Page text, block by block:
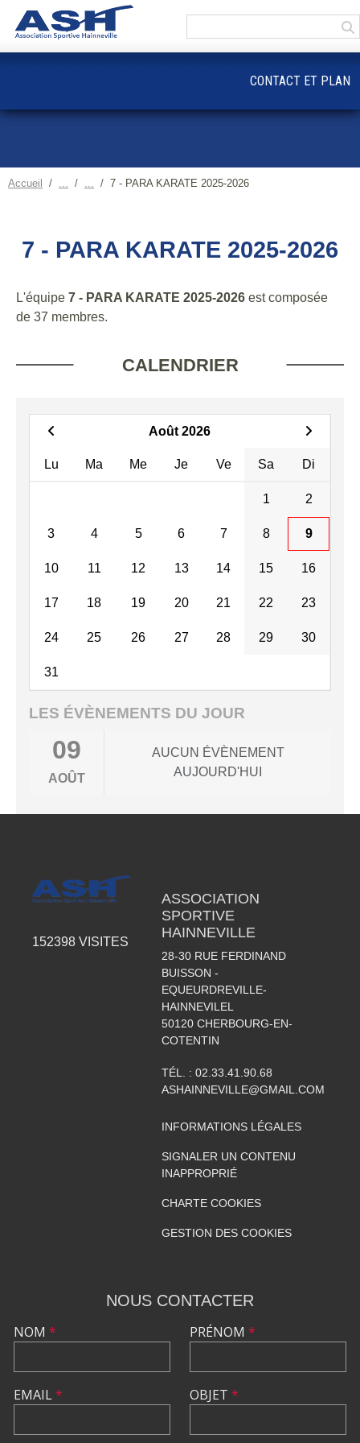
Accueil 7 - PARA KARATE 2025-2026
7 - PARA KARATE 2025-2026
L'équipe 7 - PARA KARATE 2025-2026 est composée
de 37 membres.
CALENDRIER
Août 2026
Lu Ma Me Je Ve Sa Di
1 2
3 4 5 6 7 8 9
10 11 12 13 14 15 16
17 18 19 20 21 22 23
24 25 26 27 28 29 30
31
LES ÉVÈNEMENTS DU JOUR
09
AOÛT
AUCUN ÉVÈNEMENT
AUJOURD'HUI
CONTACT ET PLAN
152398 VISITES
ASSOCIATION
SPORTIVE
HAINNEVILLE
28-30 RUE FERDINAND
BUISSON -
EQUEURDREVILLE-
HAINNEVILEL
50120 CHERBOURG-EN-
COTENTIN
TÉL. : 02.33.41.90.68
ASHAINNEVILLE@GMAIL.COM
INFORMATIONS LÉGALES
SIGNALER UN CONTENU
INAPPROPRIÉ
CHARTE COOKIES
GESTION DES COOKIES
NOUS CONTACTER
NOM *
EMAIL*
PRÉNOM *
OBJET *
Panneau de gestion des cookies